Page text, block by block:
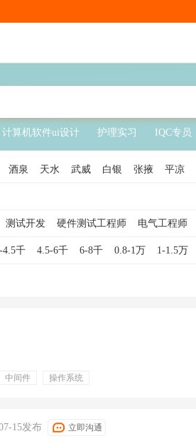
计算机软件ui设计 护理实习 IQC专员
酒泉 天水 武威 白银 张掖 平凉
测试开发 硬件测试工程师 电气工程师
程师 运维工程师 硬件工程师 工程监理
师
4.5千 4.5-6千 6-8千 0.8-1万 1-1.5万
中间件
操作系统
15发布 立即沟通